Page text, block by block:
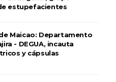
estupefacientes
Maicao: Departamento
- DEGUA, incauta
y cápsulas